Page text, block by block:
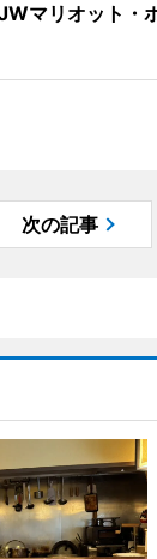
マリオット・
次の記事